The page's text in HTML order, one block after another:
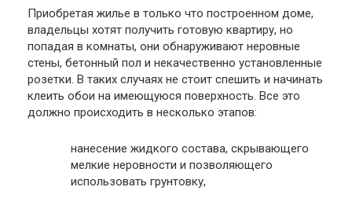
Приобретая жилье в только что построенном доме,
владельцы хотят получить готовую квартиру, но
попадая в комнаты, они обнаруживают неровные
стены, бетонный пол и некачественно установленные
розетки. В таких случаях не стоит спешить и начинать
клеить обои на имеющуюся поверхность. Все это
должно происходить в несколько этапов:
нанесение жидкого состава, скрывающего
мелкие неровности и позволяющего
использовать грунтовку,